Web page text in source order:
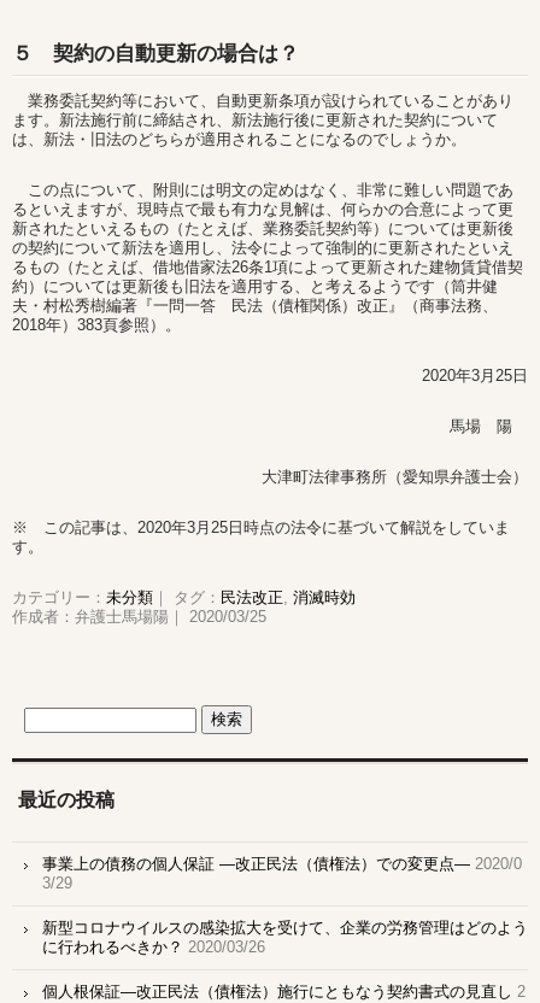
５ 契約の自動更新の場合は？
業務委託契約等において、自動更新条項が設けられていることがあり
ます。新法施行前に締結され、新法施行後に更新された契約について
は、新法・旧法のどちらが適用されることになるのでしょうか。
この点について、附則には明文の定めはなく、非常に難しい問題であ
るといえますが、現時点で最も有力な見解は、何らかの合意によって更
新されたといえるもの（たとえば、業務委託契約等）については更新後
の契約について新法を適用し、法令によって強制的に更新されたといえ
るもの（たとえば、借地借家法26条1項によって更新された建物賃貸借契
約）については更新後も旧法を適用する、と考えるようです（筒井健
夫・村松秀樹編著『一問一答 民法（債権関係）改正』（商事法務、
2018年）383頁参照）。
2020年3月25日
馬場 陽
大津町法律事務所（愛知県弁護士会）
※ この記事は、2020年3月25日時点の法令に基づいて解説をしていま
す。
カテゴリー： 未分類 ｜ タグ： 民法改正 消滅時効
作成者：弁護士馬場陽｜ 2020/03/25
最近の投稿
事業上の債務の個人保証 ―改正民法（債権法）での変更点― 2020/0
3/29
新型コロナウイルスの感染拡大を受けて、企業の労務管理はどのよう
に行われるべきか？ 2020/03/26
個人根保証―改正民法（債権法）施行にともなう契約書式の見直し 2